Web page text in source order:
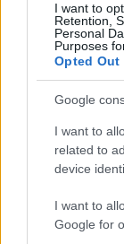
I want to
Retention,
Personal
Purposes
Opted Out
Google
I want to
related to
device
I want to
Google for
Continua
B2B NEWS